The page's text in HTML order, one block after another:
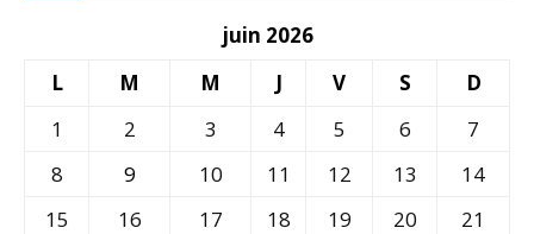
juin 2026
L
M M J V S
D
1
2 3 4 5 6
7
8
9 10 11 12 13
14
15
16 17 18 19 20
21